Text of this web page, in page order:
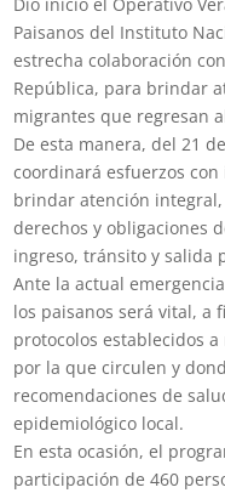
Paisanos del Instituto
estrecha colaboración
República, para brindar
migrantes que regresan
De esta manera, del 21
coordinará esfuerzos
brindar atención
derechos y obligaciones
ingreso, tránsito y salida
Ante la actual
los paisanos será vital, a
protocolos establecidos
por la que circulen y
recomendaciones de
epidemiológico local.
En esta ocasión, el
participación de 460